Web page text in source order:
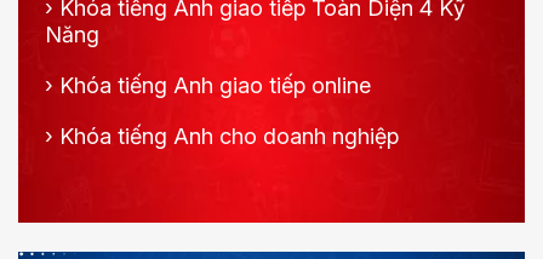
› Khóa tiếng Anh giao tiếp Toàn Diện 4 Kỹ
Năng
› Khóa tiếng Anh giao tiếp online
› Khóa tiếng Anh cho doanh nghiệp